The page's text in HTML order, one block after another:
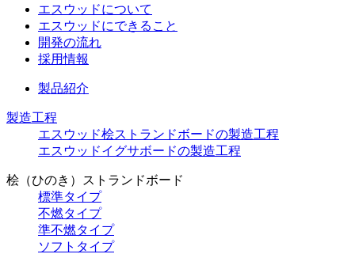
エスウッドについて
エスウッドにできること
開発の流れ
採用情報
製品紹介
製造工程
エスウッド桧ストランドボードの製造工程
エスウッドイグサボードの製造工程
桧（ひのき）ストランドボード
標準タイプ
不燃タイプ
準不燃タイプ
ソフトタイプ